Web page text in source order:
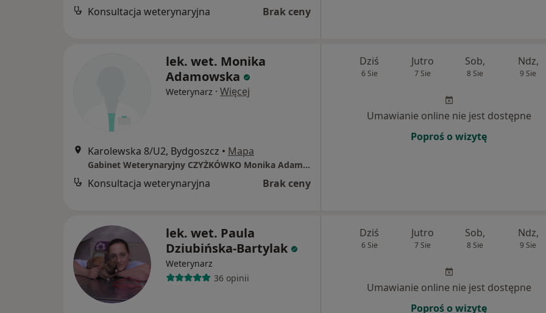
Konsultacja weterynaryjna Brak ceny
lek. wet. Monika
Adamowska
Weterynarz · Więcej
Karolewska 8/U2, Bydgoszcz • Mapa
Gabinet Weterynaryjny CZYŻKÓWKO Monika Adamowska
Konsultacja weterynaryjna Brak ceny
Dziś
6 Sie
Jutro
7 Sie
Sob,
8 Sie
Ndz,
9 Sie
Umawianie online nie jest dostępne
Poproś o wizytę
lek. wet. Paula
Dziubińska-Bartylak
Weterynarz
36 opinii
Dziś
6 Sie
Jutro
7 Sie
Sob,
8 Sie
Ndz,
9 Sie
Umawianie online nie jest dostępne
Poproś o wizytę